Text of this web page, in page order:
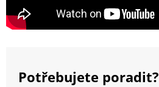
Potřebujete poradit?